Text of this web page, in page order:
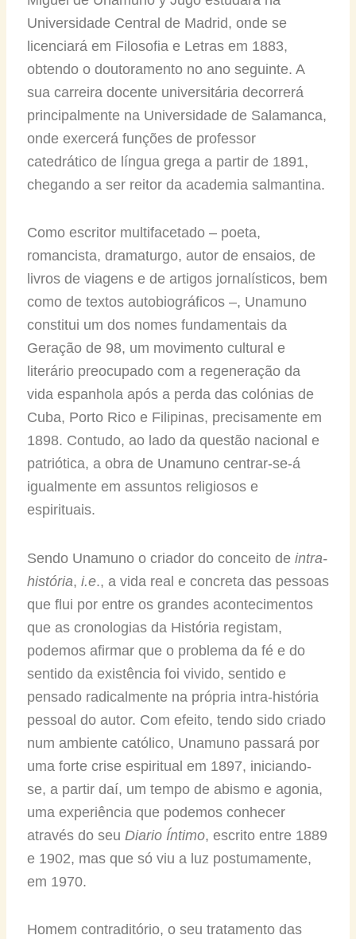
Universidade Central de Madrid, onde se
licenciará em Filosofia e Letras em 1883,
obtendo o doutoramento no ano seguinte. A
sua carreira docente universitária decorrerá
principalmente na Universidade de Salamanca,
onde exercerá funções de professor
catedrático de língua grega a partir de 1891,
chegando a ser reitor da academia salmantina.
Como escritor multifacetado – poeta,
romancista, dramaturgo, autor de ensaios, de
livros de viagens e de artigos jornalísticos, bem
como de textos autobiográficos –, Unamuno
constitui um dos nomes fundamentais da
Geração de 98, um movimento cultural e
literário preocupado com a regeneração da
vida espanhola após a perda das colónias de
Cuba, Porto Rico e Filipinas, precisamente em
1898. Contudo, ao lado da questão nacional e
patriótica, a obra de Unamuno centrar-se-á
igualmente em assuntos religiosos e
espirituais.
Sendo Unamuno o criador do conceito de intra-
história, i.e., a vida real e concreta das pessoas
que flui por entre os grandes acontecimentos
que as cronologias da História registam,
podemos afirmar que o problema da fé e do
sentido da existência foi vivido, sentido e
pensado radicalmente na própria intra-história
pessoal do autor. Com efeito, tendo sido criado
num ambiente católico, Unamuno passará por
uma forte crise espiritual em 1897, iniciando-
se, a partir daí, um tempo de abismo e agonia,
uma experiência que podemos conhecer
através do seu Diario Íntimo, escrito entre 1889
e 1902, mas que só viu a luz postumamente,
em 1970.
Homem contraditório, o seu tratamento das